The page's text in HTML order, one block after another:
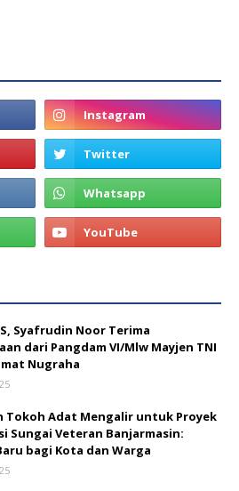
Syafrudin Noor Terima
dari Pangdam VI/Mlw Mayjen TNI
Nugraha
Tokoh Adat Mengalir untuk Proyek
Sungai Veteran Banjarmasin:
bagi Kota dan Warga